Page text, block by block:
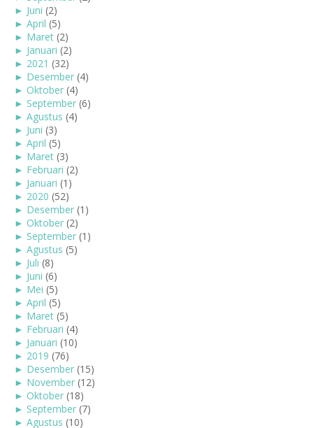
► Juni (2)
► April (5)
► Maret (2)
► Januari (2)
► 2021 (32)
► Desember (4)
► Oktober (4)
► September (6)
► Agustus (4)
► Juni (3)
► April (5)
► Maret (3)
► Februari (2)
► Januari (1)
► 2020 (52)
► Desember (1)
► Oktober (2)
► September (1)
► Agustus (5)
► Juli (8)
► Juni (6)
► Mei (5)
► April (5)
► Maret (5)
► Februari (4)
► Januari (10)
► 2019 (76)
► Desember (15)
► November (12)
► Oktober (18)
► September (7)
► Agustus (10)